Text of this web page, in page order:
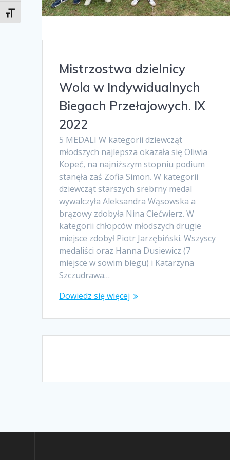
Toggle Font size
Mistrzostwa dzielnicy
Wola w Indywidualnych
Biegach Przełajowych. IX
2022
5 MEDALI W kategorii dziewcząt
młodszych najlepsza okazała się Oliwia
Kopeć, na najniższym stopniu podium
stanęła zaś Zofia Simon. W kategorii
dziewcząt starszych srebrny medal
wywalczyła Aleksandra Wąsowska a
brązowy zdobyła Nina Ciećwierz. W
kategorii chłopców młodszych drugie
miejsce zdobył Piotr Jarzębiński. Wszyscy
medaliści oraz Hanna Dusiewicz (7
miejsce w sowim biegu) i Katarzyna
Szczudrawa…
Dowiedz się więcej